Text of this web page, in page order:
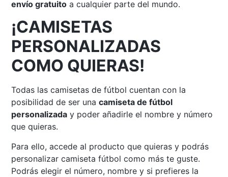
envío gratuito a cualquier parte del mundo.
¡CAMISETAS
PERSONALIZADAS
COMO QUIERAS!
Todas las camisetas de fútbol cuentan con la
posibilidad de ser unacamiseta de fútbol
personalizada y poder añadirle el nombre y número
que quieras.
Para ello, accede al producto que quieras y podrás
personalizar camiseta fútbol como más te guste.
Podrás elegir el número, nombre y si prefieres la